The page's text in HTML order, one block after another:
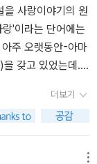
고 만다. 남편이 사
의 조카, 그러니까
사랑에 빠지게 되
츠의 적법한 상속
쟁으로 느껴지기도
국 자신의 재앙의
어렴풋이 졸면서
성(姓)도 없고 나
에 에드거와 결혼
년 뒤, 떠날 때처
던 힌들리의 모든
남편의 여동생인
서린은 용서와 화
세상을 떠나게 됩
시무시하게 외치게
? 거기가 아니야,
꼭 닮았습니다. 두
고발하는 소설을
읽고 있습니다. <
소설입니다.
을 맡은 넬리의 캐
말은 하는 아주 분
역시 막장을 벗어
터질듯 답답함에
다. 이십대에 어찌
오게 된다. 당시 시
와 속어를 쓰며 거
더욱 크게 다가온
을 사랑이야기의 원
'이라는 단어에는
주 오랫동안-아마
갖고 있었는데...
스토리가 흥미진
의 나이 든 나는
빠졌던가?? 하는
(?!)이라는 말에
더보기